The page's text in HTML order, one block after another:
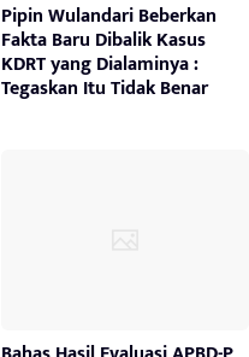
Pipin Wulandari Beberkan
Fakta Baru Dibalik Kasus
KDRT yang Dialaminya :
Tegaskan Itu Tidak Benar